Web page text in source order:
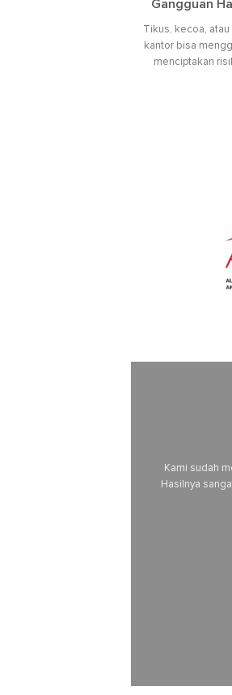
Gangguan
Tikus, kecoa,
kantor bisa
menciptakan
Kami sudah
Hasilnya